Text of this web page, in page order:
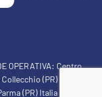
OPERATIVA: Centro
(PR) Italia
(PR) Italia Tel: 0521
ACCETTA E SALVA